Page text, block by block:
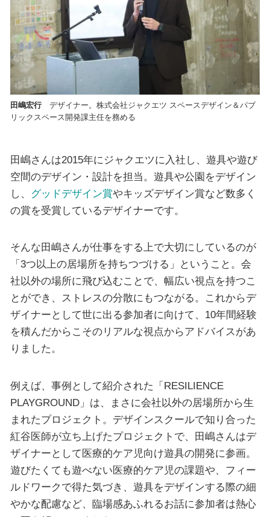
田嶋宏行デザイナー。株式会社ジャクエツ スペースデザイン＆パブ
リックスペース開発課主任を務める
田嶋さんは2015年にジャクエツに入社し、遊具や遊び
空間のデザイン・設計を担当。遊具や公園をデザイン
し、
グッドデザイン賞やキッズデザイン賞など数多く
の賞を受賞しているデザイナーです。
そんな田嶋さんが仕事をする上で大切にしているのが
「3つ以上の居場所を持ちつづける」ということ。会
社以外の場所に飛び込むことで、幅広い視点を持つこ
とができ、ストレスの分散にもつながる。これからデ
ザイナーとして世に出る参加者に向けて、10年間経験
を積んだからこそのリアルな視点からアドバイスがあ
りました。
例えば、事例として紹介された「RESILIENCE
PLAYGROUND」は、まさに会社以外の居場所から生
まれたプロジェクト。デザインスクールで知り合った
紅谷医師が立ち上げたプロジェクトで、田嶋さんはデ
ザイナーとして医療的ケア児向け遊具の開発に参画。
遊びたくても遊べない医療的ケア児の課題や、フィー
ルドワークで得た気づき、遊具をデザインする際の細
やかな配慮など、臨場感あふれるお話に参加者は熱心